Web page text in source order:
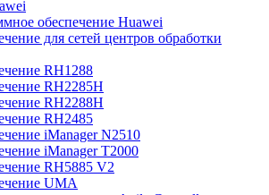
обеспечение Huawei
для сетей центров обработки
RH1288
RH2285H
RH2288H
RH2485
iManager N2510
iManager T2000
RH5885 V2
UMA